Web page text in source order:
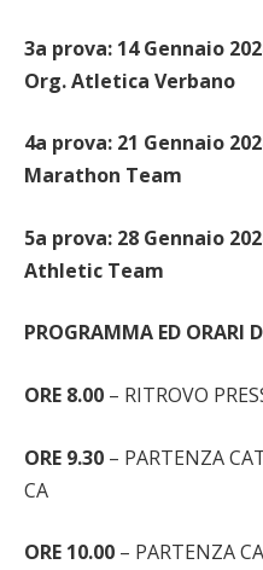
3a prova: 14 Gennaio
Org. Atletica Verbano
4a prova: 21 Gennaio
Marathon Team
5a prova: 28 Gennaio
Athletic Team
PROGRAMMA ED ORARI
ORE 8.00 – RITROVO
ORE 9.30 – PARTENZA
CA
ORE 10.00 – PARTENZA